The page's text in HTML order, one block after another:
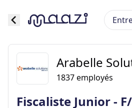
Arabelle
1837employés
Fiscaliste Junior -